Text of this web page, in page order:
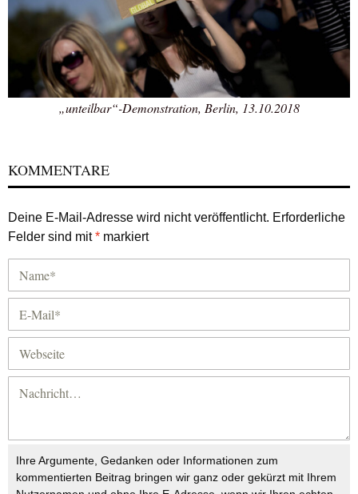
„unteilbar“-Demonstration, Berlin, 13.10.2018
KOMMENTARE
Deine E-Mail-Adresse wird nicht veröffentlicht. Erforderliche
Felder sind mit* markiert
Ihre Argumente, Gedanken oder Informationen zum
kommentierten Beitrag bringen wir ganz oder gekürzt mit Ihrem